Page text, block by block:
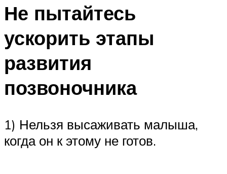
Не пытайтесь
ускорить этапы
развития
позвоночника
1) Нельзя высаживать малыша,
когда он к этому не готов.